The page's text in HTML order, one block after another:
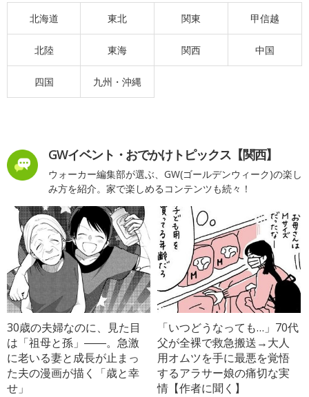
北海道 東北 関東 甲信越
北陸 東海 関西 中国
四国 九州・沖縄
GWイベント・おでかけトピックス【関西】
ウォーカー編集部が選ぶ、GW(ゴールデンウィーク)の楽し
み方を紹介。家で楽しめるコンテンツも続々！
30歳の夫婦なのに、見た目
は「祖母と孫」――。急激
に老いる妻と成長が止まっ
た夫の漫画が描く「歳と幸
せ」
「いつどうなっても…」70代
父が全裸で救急搬送→大人
用オムツを手に最悪を覚悟
するアラサー娘の痛切な実
情【作者に聞く】